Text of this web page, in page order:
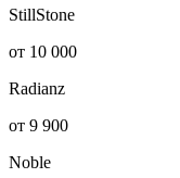
StillStone
от 10 000
Radianz
от 9 900
Noble